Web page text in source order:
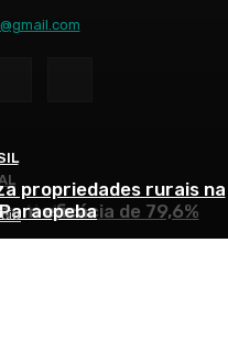
Netto
eficácia de 79,6%
propriedades rurais na